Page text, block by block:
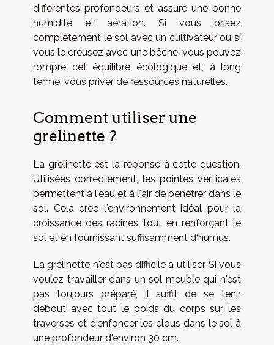
différentes profondeurs et assure une bonne
humidité et aération. Si vous brisez
complètement le sol avec un cultivateur ou si
vous le creusez avec une bêche, vous pouvez
rompre cet équilibre écologique et, à long
terme, vous priver de ressources naturelles.
Comment utiliser une
grelinette ?
La grelinette est la réponse à cette question.
Utilisées correctement, les pointes verticales
permettent à l'eau et à l'air de pénétrer dans le
sol. Cela crée l'environnement idéal pour la
croissance des racines tout en renforçant le
sol et en fournissant suffisamment d'humus.
La grelinette n'est pas difficile à utiliser. Si vous
voulez travailler dans un sol meuble qui n'est
pas toujours préparé, il suffit de se tenir
debout avec tout le poids du corps sur les
traverses et d'enfoncer les clous dans le sol à
une profondeur d'environ 30 cm.